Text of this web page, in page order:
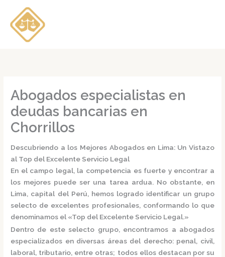
contenido
Abogados especialistas en
deudas bancarias en
Chorrillos
Descubriendo a los Mejores Abogados en Lima: Un Vistazo
al Top del Excelente Servicio Legal
En el campo legal, la competencia es fuerte y encontrar a
los mejores puede ser una tarea ardua. No obstante, en
Lima, capital del Perú, hemos logrado identificar un grupo
selecto de excelentes profesionales, conformando lo que
denominamos el «Top del Excelente Servicio Legal.»
Dentro de este selecto grupo, encontramos a abogados
especializados en diversas áreas del derecho: penal, civil,
laboral, tributario, entre otras; todos ellos destacan por su